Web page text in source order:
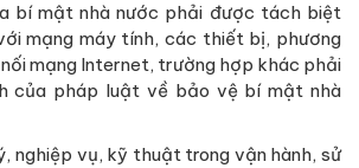
bí mật nhà nước phải được tách biệt
mạng máy tính, các thiết bị, phương
mạng Internet, trường hợp khác phải
của pháp luật về bảo vệ bí mật nhà
nghiệp vụ, kỹ thuật trong vận hành, sử